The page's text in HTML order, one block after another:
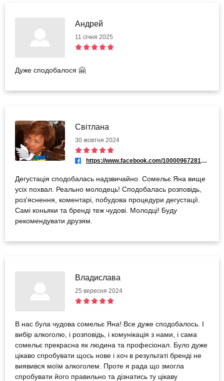
Андрей
11 січня 2025
Дуже сподобалося 🤗
Світлана
30 жовтня 2024
https://www.facebook.com/100009672812000
Дегустація сподобалась надзвичайно. Сомельє Яна вище
усіх похвал. Реально молодець! Сподобалась розповідь,
роз'яснення, коментарі, побудова процедури дегустації.
Самі коньяки та бренді теж чудові. Молодці! Буду
рекомендувати друзям.
Владислава
25 вересня 2024
В нас була чудова сомельє Яна! Все дуже сподобалось. І
вибір алкоголю, і розповідь, і комунікація з нами, і сама
сомельє прекрасна як людина та професіонал. Було дуже
цікаво спробувати щось нове і хоч в результаті бренді не
виявився моїм алкоголем. Проте я рада що змогла
спробувати його правильно та дізнатись ту цікаву